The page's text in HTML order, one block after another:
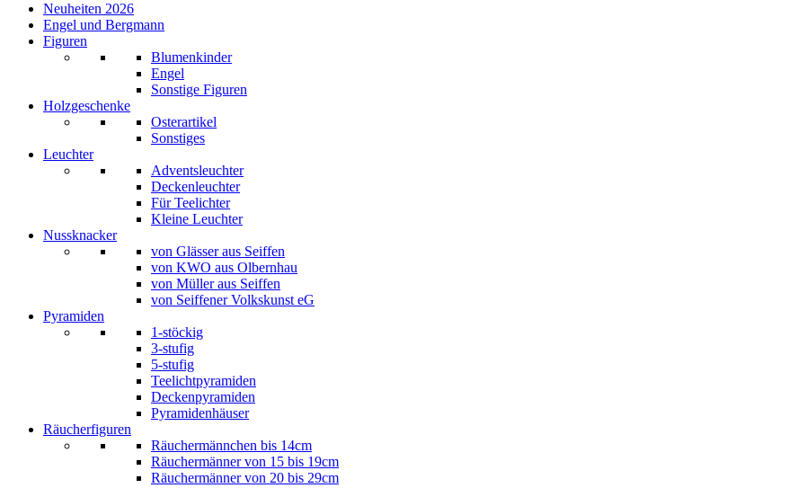
Neuheiten 2026
Engel und Bergmann
Figuren
Blumenkinder
Engel
Sonstige Figuren
Holzgeschenke
Osterartikel
Sonstiges
Leuchter
Adventsleuchter
Deckenleuchter
Für Teelichter
Kleine Leuchter
Nussknacker
von Glässer aus Seiffen
von KWO aus Olbernhau
von Müller aus Seiffen
von Seiffener Volkskunst eG
Pyramiden
1-stöckig
3-stufig
5-stufig
Teelichtpyramiden
Deckenpyramiden
Pyramidenhäuser
Räucherfiguren
Räuchermännchen bis 14cm
Räuchermänner von 15 bis 19cm
Räuchermänner von 20 bis 29cm